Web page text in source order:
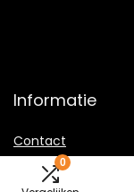
0
Informatie
Contact
Klantenservice